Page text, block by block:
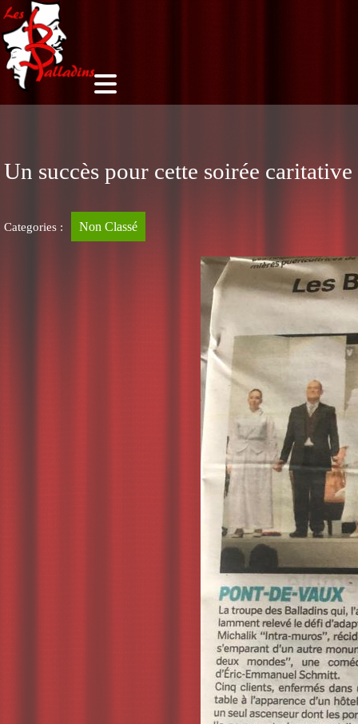
Un succès pour cette soirée caritative
Categories : Non Classé